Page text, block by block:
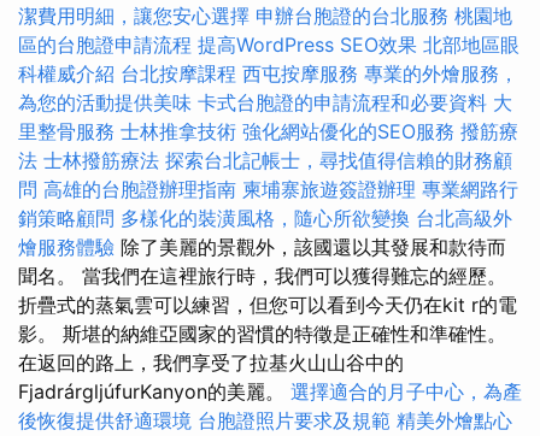
潔費用明細，讓您安心選擇 申辦台胞證的台北服務 桃園地
區的台胞證申請流程 提高WordPress SEO效果 北部地區眼
科權威介紹 台北按摩課程 西屯按摩服務 專業的外燴服務，
為您的活動提供美味 卡式台胞證的申請流程和必要資料 大
里整骨服務 士林推拿技術 強化網站優化的SEO服務 撥筋療
法 士林撥筋療法 探索台北記帳士，尋找值得信賴的財務顧
問 高雄的台胞證辦理指南 柬埔寨旅遊簽證辦理 專業網路行
銷策略顧問 多樣化的裝潢風格，隨心所欲變換 台北高級外
燴服務體驗 除了美麗的景觀外，該國還以其發展和款待而
聞名。 當我們在這裡旅行時，我們可以獲得難忘的經歷。
折疊式的蒸氣雲可以練習，但您可以看到今天仍在kit r的電
影。 斯堪的納維亞國家的習慣的特徵是正確性和準確性。
在返回的路上，我們享受了拉基火山山谷中的
FjadrárgljúfurKanyon的美麗。 選擇適合的月子中心，為產
後恢復提供舒適環境 台胞證照片要求及規範 精美外燴點心